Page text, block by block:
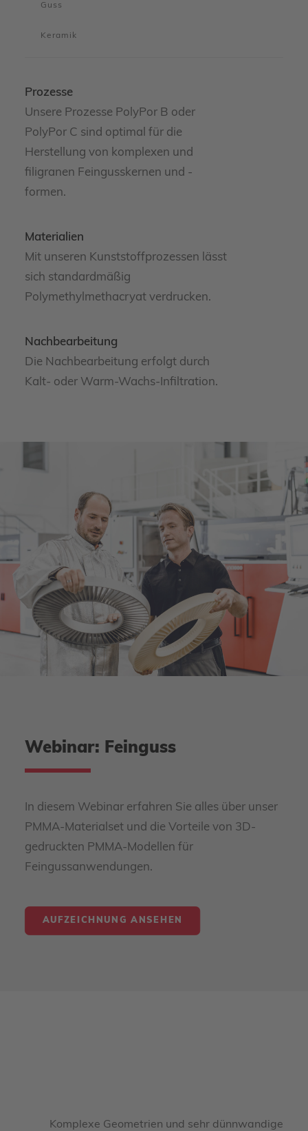
Guss
Keramik
Prozesse
Unsere Prozesse PolyPor B oder
PolyPor C sind optimal für die
Herstellung von komplexen und
filigranen Feingusskernen und -
formen.
Materialien
Mit unseren Kunststoffprozessen lässt
sich standardmäßig
Polymethylmethacryat verdrucken.
Nachbearbeitung
Die Nachbearbeitung erfolgt durch
Kalt- oder Warm-Wachs-Infiltration.
Webinar: Feinguss
In diesem Webinar erfahren Sie alles über unser
PMMA-Materialset und die Vorteile von 3D-
gedruckten PMMA-Modellen für
Feingussanwendungen.
AUFZEICHNUNG ANSEHEN
Komplexe Geometrien und sehr dünnwandige